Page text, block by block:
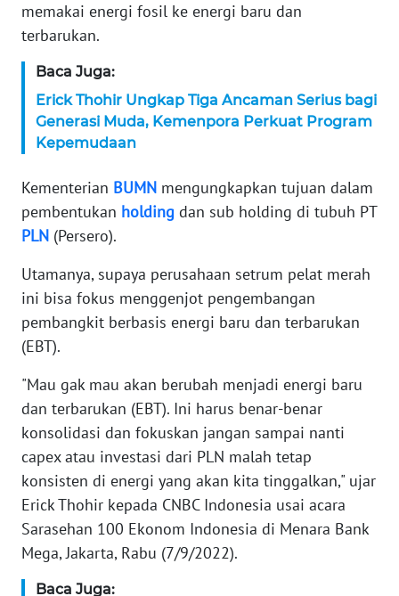
memakai energi fosil ke energi baru dan
terbarukan.
Baca Juga:
Erick Thohir Ungkap Tiga Ancaman Serius bagi
Generasi Muda, Kemenpora Perkuat Program
Kepemudaan
Kementerian BUMN mengungkapkan tujuan dalam
pembentukan holding dan sub holding di tubuh PT
PLN (Persero).
Utamanya, supaya perusahaan setrum pelat merah
ini bisa fokus menggenjot pengembangan
pembangkit berbasis energi baru dan terbarukan
(EBT).
"Mau gak mau akan berubah menjadi energi baru
dan terbarukan (EBT). Ini harus benar-benar
konsolidasi dan fokuskan jangan sampai nanti
capex atau investasi dari PLN malah tetap
konsisten di energi yang akan kita tinggalkan," ujar
Erick Thohir kepada CNBC Indonesia usai acara
Sarasehan 100 Ekonom Indonesia di Menara Bank
Mega, Jakarta, Rabu (7/9/2022).
Baca Juga:
DISCLAIMER
Wahana
Regional
WN
WN
JAKARTA
JABAR
WN
WN
NTT
WN
KEPRI
WN